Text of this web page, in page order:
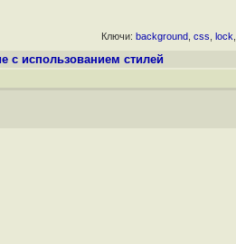
Ключи: background css lock
с использованием стилей